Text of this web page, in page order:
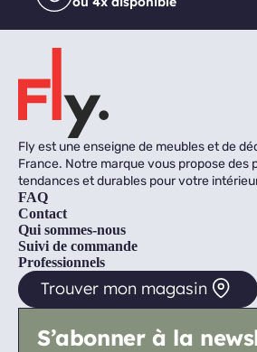
Fly est une enseigne de meubles et de
France. Notre marque vous propose des
tendances et durables pour votre
FAQ
Contact
Qui sommes-nous
Suivi de commande
Professionnels
Trouver mon magasin
S’abonner à la